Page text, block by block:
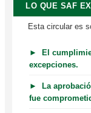
LO QUE SAF
Esta circular es
► El
excepciones.
► La
fue